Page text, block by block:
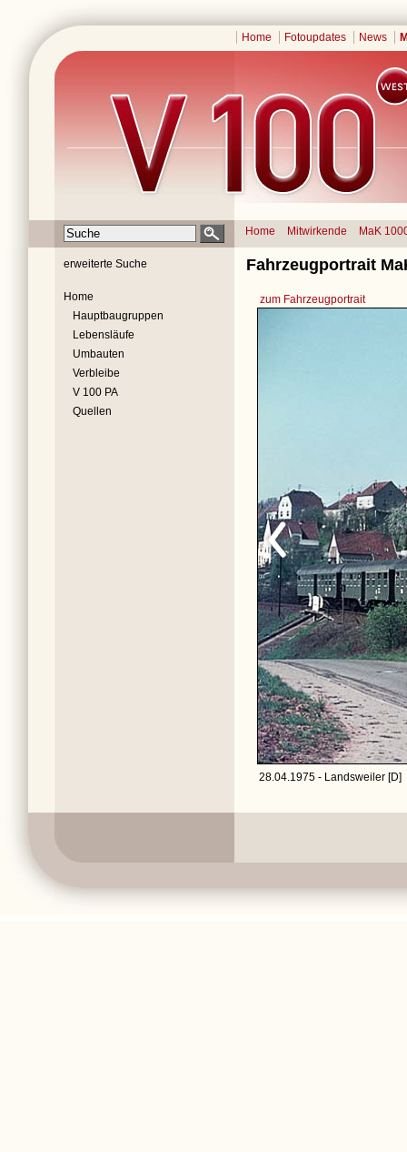
Home Fotoupdates News
Home Mitwirkende MaK
erweiterte Suche
Home
Hauptbaugruppen
Lebensläufe
Umbauten
Verbleibe
V 100 PA
Quellen
Fahrzeugportrait
zum Fahrzeugportrait
28.04.1975 - Landsweiler [D]